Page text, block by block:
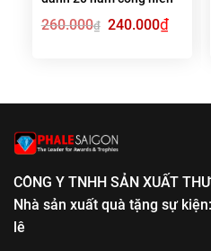
260.000₫ Giá
gốc
240.000₫Giá
hiện
CÔNG Y TNHH SẢN XUẤT
Nhà sản xuất quà tặng sự
lê